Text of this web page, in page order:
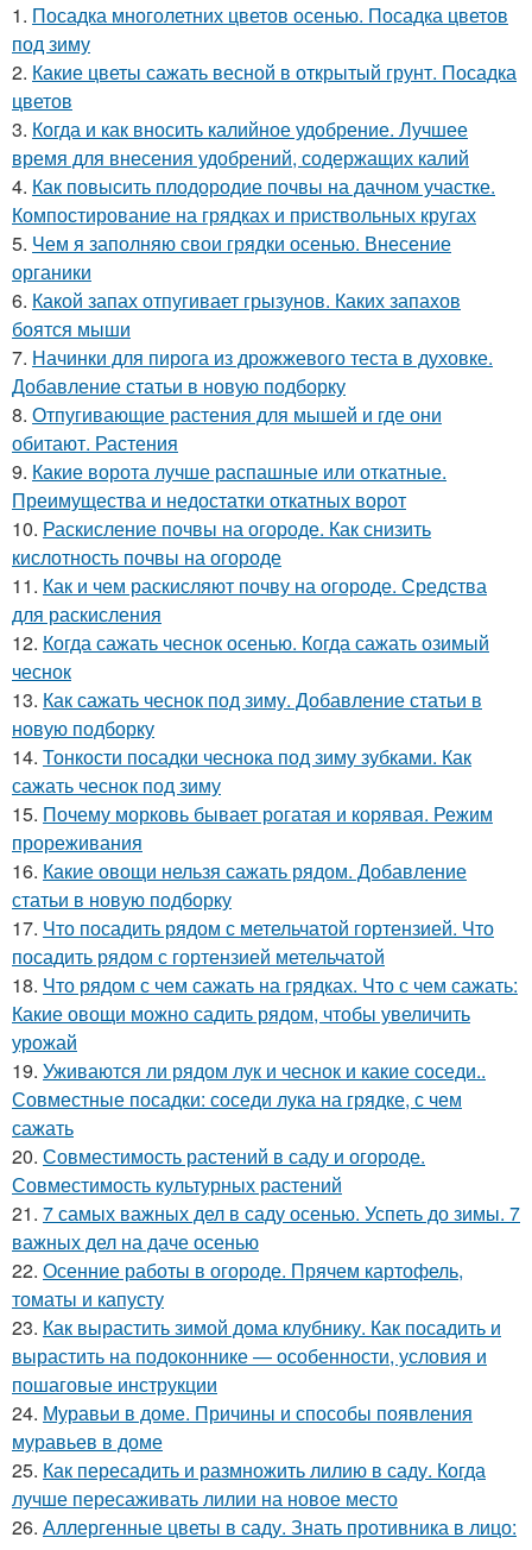
1. Посадка многолетних цветов осенью. Посадка цветов
под зиму
2. Какие цветы сажать весной в открытый грунт. Посадка
цветов
3. Когда и как вносить калийное удобрение. Лучшее
время для внесения удобрений, содержащих калий
4. Как повысить плодородие почвы на дачном участке.
Компостирование на грядках и приствольных кругах
5. Чем я заполняю свои грядки осенью. Внесение
органики
6. Какой запах отпугивает грызунов. Каких запахов
боятся мыши
7. Начинки для пирога из дрожжевого теста в духовке.
Добавление статьи в новую подборку
8. Отпугивающие растения для мышей и где они
обитают. Растения
9. Какие ворота лучше распашные или откатные.
Преимущества и недостатки откатных ворот
10. Раскисление почвы на огороде. Как снизить
кислотность почвы на огороде
11. Как и чем раскисляют почву на огороде. Средства
для раскисления
12. Когда сажать чеснок осенью. Когда сажать озимый
чеснок
13. Как сажать чеснок под зиму. Добавление статьи в
новую подборку
14. Тонкости посадки чеснока под зиму зубками. Как
сажать чеснок под зиму
15. Почему морковь бывает рогатая и корявая. Режим
прореживания
16. Какие овощи нельзя сажать рядом. Добавление
статьи в новую подборку
17. Что посадить рядом с метельчатой гортензией. Что
посадить рядом с гортензией метельчатой
18. Что рядом с чем сажать на грядках. Что с чем сажать:
Какие овощи можно садить рядом, чтобы увеличить
урожай
19. Уживаются ли рядом лук и чеснок и какие соседи..
Совместные посадки: соседи лука на грядке, с чем
сажать
20. Совместимость растений в саду и огороде.
Совместимость культурных растений
21. 7 самых важных дел в саду осенью. Успеть до зимы. 7
важных дел на даче осенью
22. Осенние работы в огороде. Прячем картофель,
томаты и капусту
23. Как вырастить зимой дома клубнику. Как посадить и
вырастить на подоконнике — особенности, условия и
пошаговые инструкции
24. Муравьи в доме. Причины и способы появления
муравьев в доме
25. Как пересадить и размножить лилию в саду. Когда
лучше пересаживать лилии на новое место
26. Аллергенные цветы в саду. Знать противника в лицо: